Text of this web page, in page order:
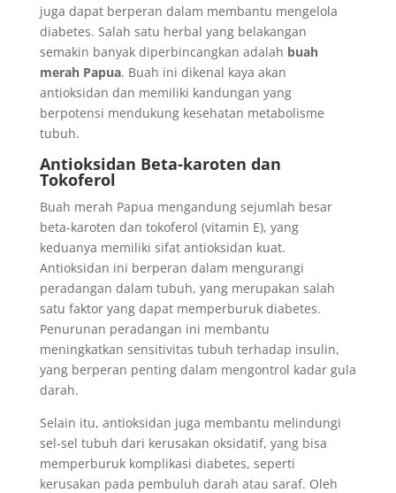
juga dapat berperan dalam membantu mengelola
diabetes. Salah satu herbal yang belakangan
semakin banyak diperbincangkan adalah buah
merah Papua. Buah ini dikenal kaya akan
antioksidan dan memiliki kandungan yang
berpotensi mendukung kesehatan metabolisme
tubuh.
Antioksidan Beta-karoten dan
Tokoferol
Buah merah Papua mengandung sejumlah besar
beta-karoten dan tokoferol (vitamin E), yang
keduanya memiliki sifat antioksidan kuat.
Antioksidan ini berperan dalam mengurangi
peradangan dalam tubuh, yang merupakan salah
satu faktor yang dapat memperburuk diabetes.
Penurunan peradangan ini membantu
meningkatkan sensitivitas tubuh terhadap insulin,
yang berperan penting dalam mengontrol kadar gula
darah.
Selain itu, antioksidan juga membantu melindungi
sel-sel tubuh dari kerusakan oksidatif, yang bisa
memperburuk komplikasi diabetes, seperti
kerusakan pada pembuluh darah atau saraf. Oleh